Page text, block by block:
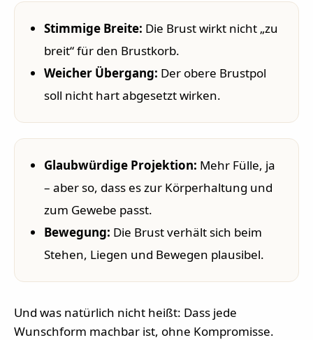
Stimmige Breite: Die Brust wirkt nicht „zu
breit“ für den Brustkorb.
Weicher Übergang: Der obere Brustpol
soll nicht hart abgesetzt wirken.
Glaubwürdige Projektion: Mehr Fülle, ja
– aber so, dass es zur Körperhaltung und
zum Gewebe passt.
Bewegung: Die Brust verhält sich beim
Stehen, Liegen und Bewegen plausibel.
Und was natürlich nicht heißt: Dass jede
Wunschform machbar ist, ohne Kompromisse.